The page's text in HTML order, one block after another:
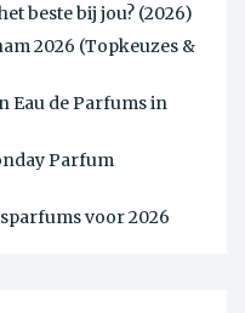
beste bij jou? (2026)
2026 (Topkeuzes &
Eau de Parfums in
Parfum
voor 2026